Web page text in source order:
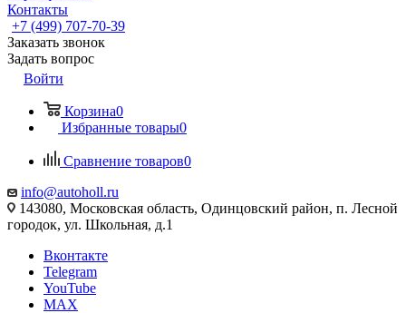
Контакты
+7 (499) 707-70-39
Заказать звонок
Задать вопрос
Войти
Корзина0
Избранные товары0
Сравнение товаров0
info@autoholl.ru
143080, Московская область, Одинцовский район, п. Лесной
городок, ул. Школьная, д.1
Вконтакте
Telegram
YouTube
MAX